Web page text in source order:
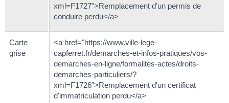
xml=F1727">Remplacement d'un permis de
conduire perdu</a>
Carte
grise
<a href="https://www.ville-lege-
capferret.fr/demarches-et-infos-pratiques/vos-
demarches-en-ligne/formalites-actes/droits-
demarches-particuliers/?
xml=F1726">Remplacement d'un certificat
d'immatriculation perdu</a>